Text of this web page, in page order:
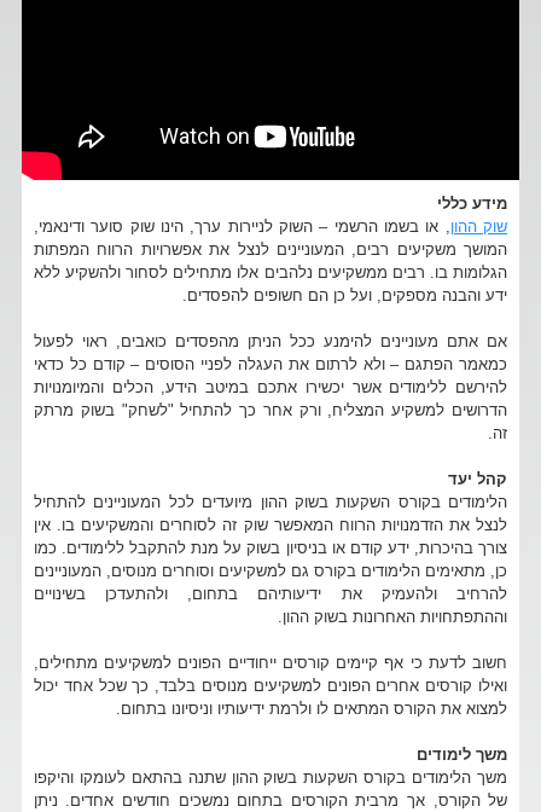
מידע כללי
שוק ההון , או בשמו הרשמי – השוק לניירות ערך, הינו שוק סוער ודינאמי,
המושך משקיעים רבים, המעוניינים לנצל את אפשרויות הרווח המפתות
הגלומות בו. רבים ממשקיעים נלהבים אלו מתחילים לסחור ולהשקיע ללא
ידע והבנה מספקים, ועל כן הם חשופים להפסדים.
אם אתם מעוניינים להימנע ככל הניתן מהפסדים כואבים, ראוי לפעול
כמאמר הפתגם – ולא לרתום את העגלה לפניי הסוסים – קודם כל כדאי
להירשם ללימודים אשר יכשירו אתכם במיטב הידע, הכלים והמיומנויות
הדרושים למשקיע המצליח, ורק אחר כך להתחיל "לשחק" בשוק מרתק
זה.
קהל יעד
הלימודים בקורס השקעות בשוק ההון מיועדים לכל המעוניינים להתחיל
לנצל את הזדמנויות הרווח המאפשר שוק זה לסוחרים והמשקיעים בו. אין
צורך בהיכרות, ידע קודם או בניסיון בשוק על מנת להתקבל ללימודים. כמו
כן, מתאימים הלימודים בקורס גם למשקיעים וסוחרים מנוסים, המעוניינים
להרחיב ולהעמיק את ידיעותיהם בתחום, ולהתעדכן בשינויים
וההתפתחויות האחרונות בשוק ההון.
חשוב לדעת כי אף קיימים קורסים ייחודיים הפונים למשקיעים מתחילים,
ואילו קורסים אחרים הפונים למשקיעים מנוסים בלבד, כך שכל אחד יכול
למצוא את הקורס המתאים לו ולרמת ידיעותיו וניסיונו בתחום.
משך לימודים
משך הלימודים בקורס השקעות בשוק ההון שתנה בהתאם לעומקו והיקפו
של הקורס, אך מרבית הקורסים בתחום נמשכים חודשים אחדים. ניתן